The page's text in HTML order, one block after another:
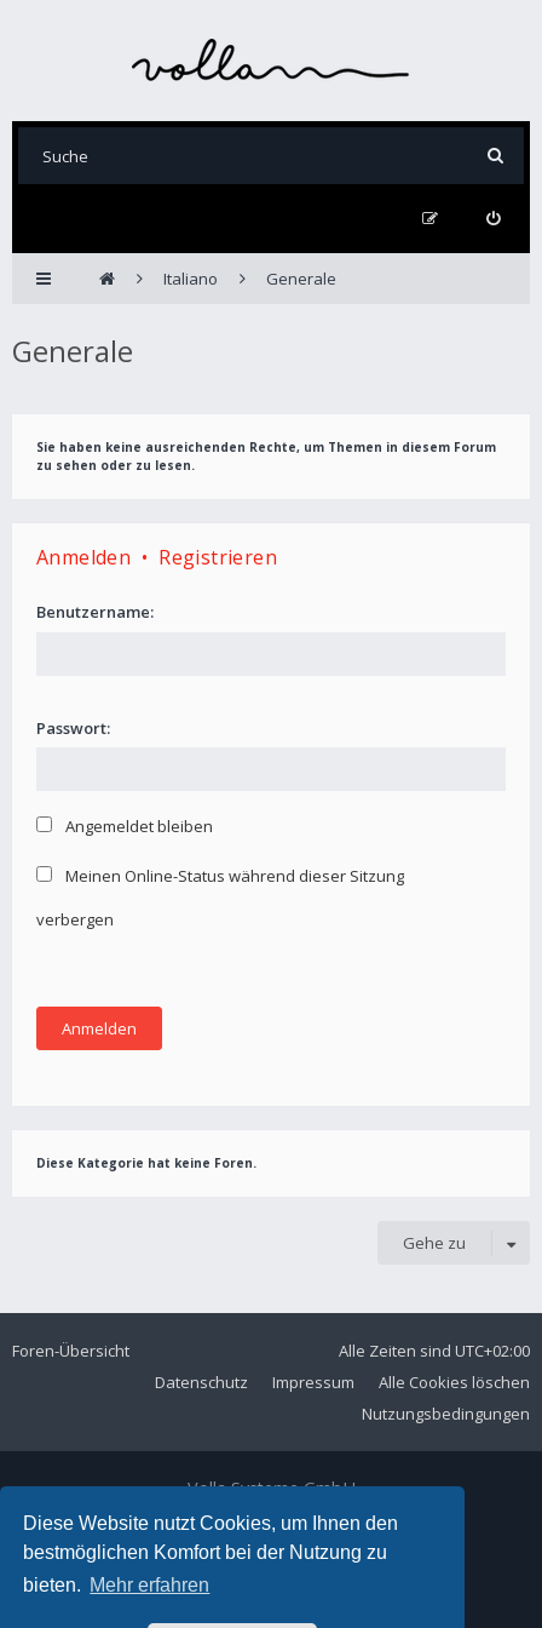
Diese Website nutzt Cookies, um Ihnen den
bestmöglichen Komfort bei der Nutzung zu
bieten. Mehr erfahren
Italiano Generale
Generale
Sie haben keine ausreichenden Rechte, um Themen in diesem Forum
zu sehen oder zu lesen.
Anmelden • Registrieren
Benutzername:
Passwort:
Angemeldet bleiben
Meinen Online-Status während dieser Sitzung
verbergen
Diese Kategorie hat keine Foren.
Gehe zu
Foren-Übersicht Alle Zeiten sind UTC+02:00
Alle Cookies löschen
Impressum
Datenschutz
Nutzungsbedingungen
Volla Systeme GmbH
Kölner Straße 102
42897 Remscheid
Telefon:+49 2191 59897 61
E-Mail: